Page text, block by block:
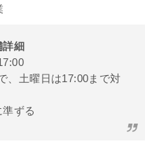
細
曜日は17:00まで対
ずる